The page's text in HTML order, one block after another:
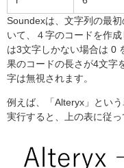
Soundexは、文字列の最
いて、４字のコードを作成
は3文字しかない場合は 0
果のコードの長さが4文字
字は無視されます。
例えば、「Alteryx」とい
実行すると、上の表に従っ